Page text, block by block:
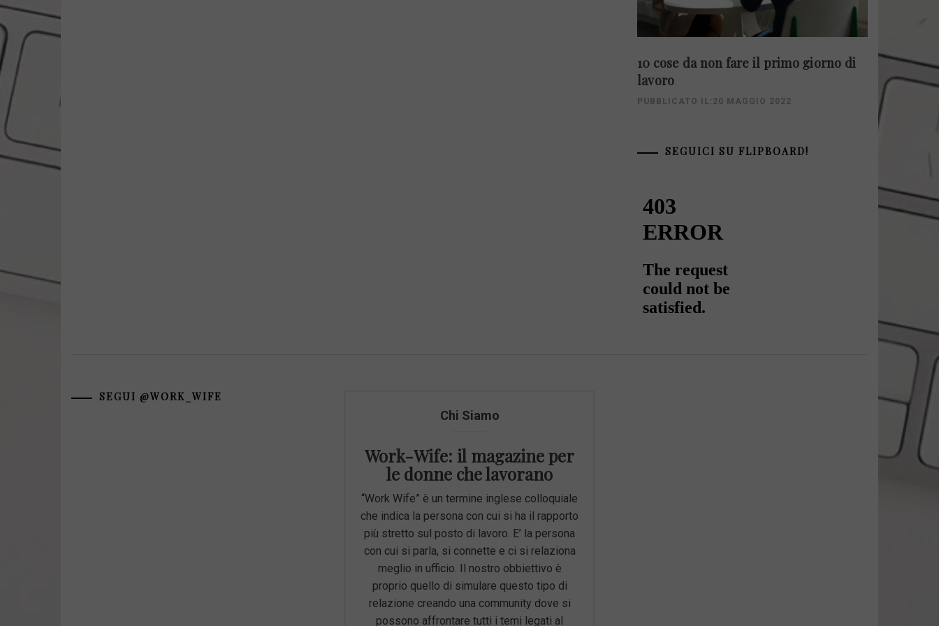
10 cose da non fare il primo giorno di
lavoro
PUBBLICATO IL:20 MAGGIO 2022
SEGUICI SU FLIPBOARD!
SEGUI @WORK_WIFE
Chi Siamo
Work-Wife: il magazine per
le donne che lavorano
“Work Wife” è un termine inglese colloquiale
che indica la persona con cui si ha il rapporto
più stretto sul posto di lavoro. E’ la persona
con cui si parla, si connette e ci si relaziona
meglio in ufficio. Il nostro obbiettivo è
proprio quello di simulare questo tipo di
relazione creando una community dove si
possono affrontare tutti i temi legati al